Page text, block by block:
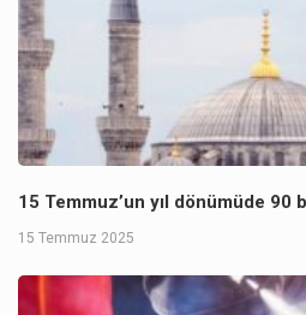
15 Temmuz’un yıl dönümüde 90
15 Temmuz 2025